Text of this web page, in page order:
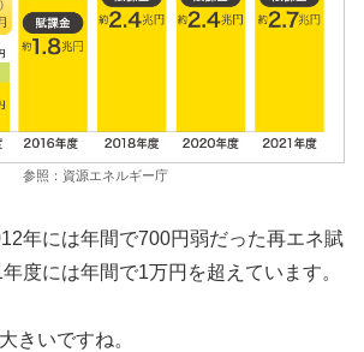
参照：資源エネルギー庁
年には年間で700円弱だった再エネ賦
度には年間で1万円を超えています。
きいですね。